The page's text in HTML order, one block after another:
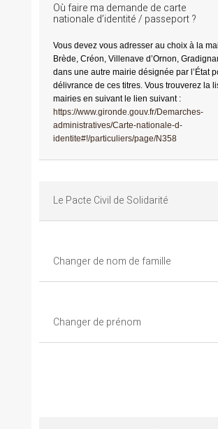
Où faire ma demande de carte
nationale d’identité / passeport ?
Vous devez vous adresser au choix à la
Brède, Créon, Villenave d’Ornon,
dans une autre mairie désignée par l’État
délivrance de ces titres. Vous trouverez la
mairies en suivant le lien suivant :
https://www.gironde.gouv.fr/Demarches-
administratives/Carte-nationale-d-
identite#!/particuliers/page/N358
Le Pacte Civil de Solidarité
Changer de nom de famille
Changer de prénom